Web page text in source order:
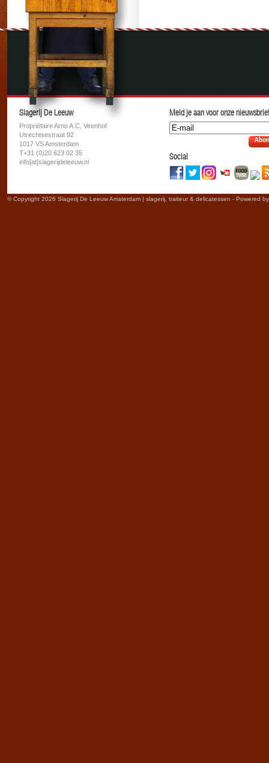
Slagerij De Leeuw
Propriétaire Arno A.C. Veenhof
Utrechtsestraat 92
1017 VS Amsterdam
T+31 (0)20 623 02 35
info[at]slagerijdeleeuw.nl
Meld je aan voor onze
Social
© Copyright 2026 Slagerij De Leeuw Amsterdam | slagerij, traiteur & delicatessen - Powered